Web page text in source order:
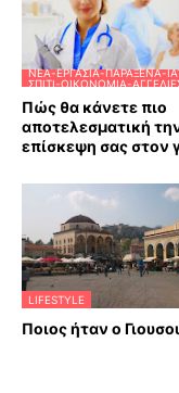
ΝΈΑ-ΕΡΓΑΣΊΑ-ΠΑΡΆΞΕΝΑ-
ΣΠΊΤΙ-ΟΙΚΟΝΟΜΊΑ-
Πώς θα κάνετε πιο
αποτελεσματική
επίσκεψη σας στον
LIFESTYLE
Ποιος ήταν ο